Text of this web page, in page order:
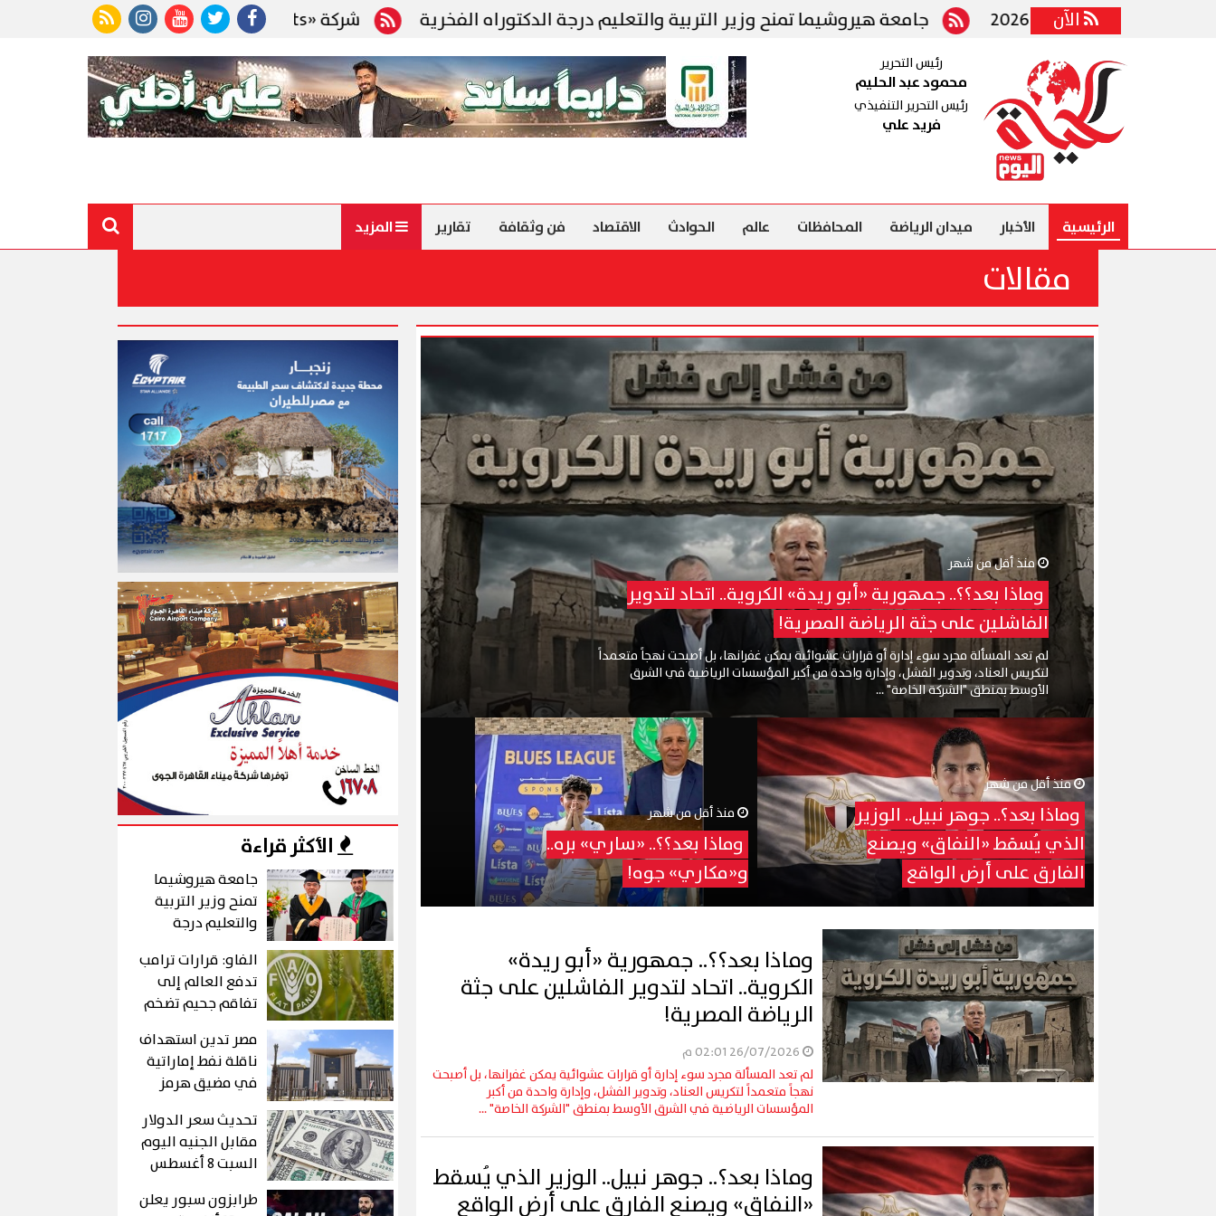
الآن شركة «Liberty Developments» تطلق أولى فعالياتها الترفيهية في حفل ضخم لأحمد سعد جامعة هيروشيما تمنح وزير التربية والتعليم درجة الدكتوراه الفخرية
رئيس التحرير
محمود عبد الحليم
رئيس التحرير التنفيذي
فريد علي
الرئيسية الأخبار ميدان الرياضة المحافظات عالم الحوادث الاقتصاد فن وثقافة تقارير المزيد
مقالات
منذ أقل من شهر
وماذا بعد؟؟.. جمهورية «أبو ريدة» الكروية.. اتحاد لتدوير
الفاشلين على جثة الرياضة المصرية!
لم تعد المسألة مجرد سوء إدارة أو قرارات عشوائية يمكن غفرانها، بل أصبحت نهجاً متعمداً
لتكريس العناد، وتدوير الفشل، وإدارة واحدة من أكبر المؤسسات الرياضية في الشرق
الأوسط بمنطق "الشركة الخاصة" ...
منذ أقل من شهر
وماذا بعد؟.. جوهر نبيل.. الوزير
الذي يُسقط «النفاق» ويصنع
الفارق على أرض الواقع
منذ أقل من شهر
وماذا بعد؟؟.. «ساري» بره..
و«مكاري» جوه!
وماذا بعد؟؟.. جمهورية «أبو ريدة»
الكروية.. اتحاد لتدوير الفاشلين على جثة
الرياضة المصرية!
لم تعد المسألة مجرد سوء إدارة أو قرارات عشوائية يمكن غفرانها، بل أصبحت
نهجاً متعمداً لتكريس العناد، وتدوير الفشل، وإدارة واحدة من أكبر
المؤسسات الرياضية في الشرق الأوسط بمنطق "الشركة الخاصة" ...
وماذا بعد؟.. جوهر نبيل.. الوزير الذي يُسقط
«النفاق» ويصنع الفارق على أرض الواقع
الأكثر قراءة
جامعة هيروشيما
تمنح وزير التربية
والتعليم درجة
الفاو: قرارات ترامب
تدفع العالم إلى
تفاقم جحيم تضخم
مصر تدين استهداف
ناقلة نفط إماراتية
في مضيق هرمز
تحديث سعر الدولار
مقابل الجنيه اليوم
السبت 8 أغسطس
طرابزون سبور يعلن